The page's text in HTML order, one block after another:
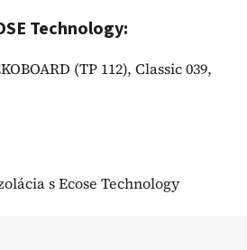
Technology:
(TP 112), Classic 039,